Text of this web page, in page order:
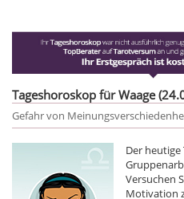
Tageshoroskop für Waage
Gefahr von
Der heutige
Versuchen
Motivation